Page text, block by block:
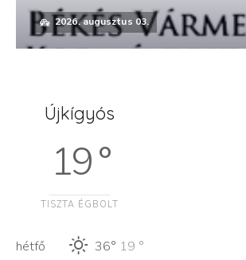
2026. augusztus 03.
Újkígyós
19 °
TISZTA ÉGBOLT
hétfő 36° 19 °